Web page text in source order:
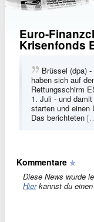
Euro-
Krisenfonds
Brüssel (dpa)
haben sich auf
Rettungsschirm
1. Juli - und
starten und einen
Das berichteten
Kommentare
Diese News wurde
Hierkannst du einen